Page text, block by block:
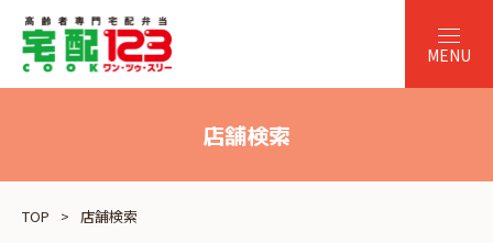
店舗検索
TOP 店舗検索